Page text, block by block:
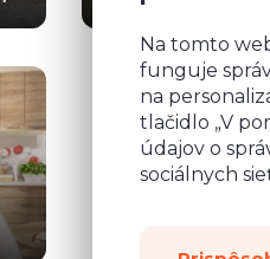
Na tomto
funguje
na
tlačidlo „V
údajov o
sociálnych